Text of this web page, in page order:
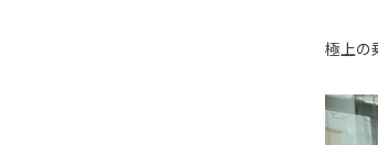
極上の